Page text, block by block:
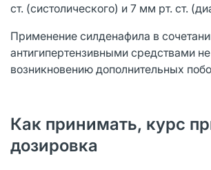
ст. (систолического) и 7 мм рт. ст.
Применение силденафила в
антигипертензивными средствами
возникновению дополнительных
Как принимать, курс
дозировка